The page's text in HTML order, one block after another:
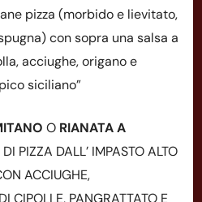
pizza (morbido e lievitato,
con sopra una salsa a
acciughe, origano e
siciliano”
O RIANATA A
PIZZA DALL’ IMPASTO ALTO
ACCIUGHE,
CIPOLLE, PANGRATTATO E